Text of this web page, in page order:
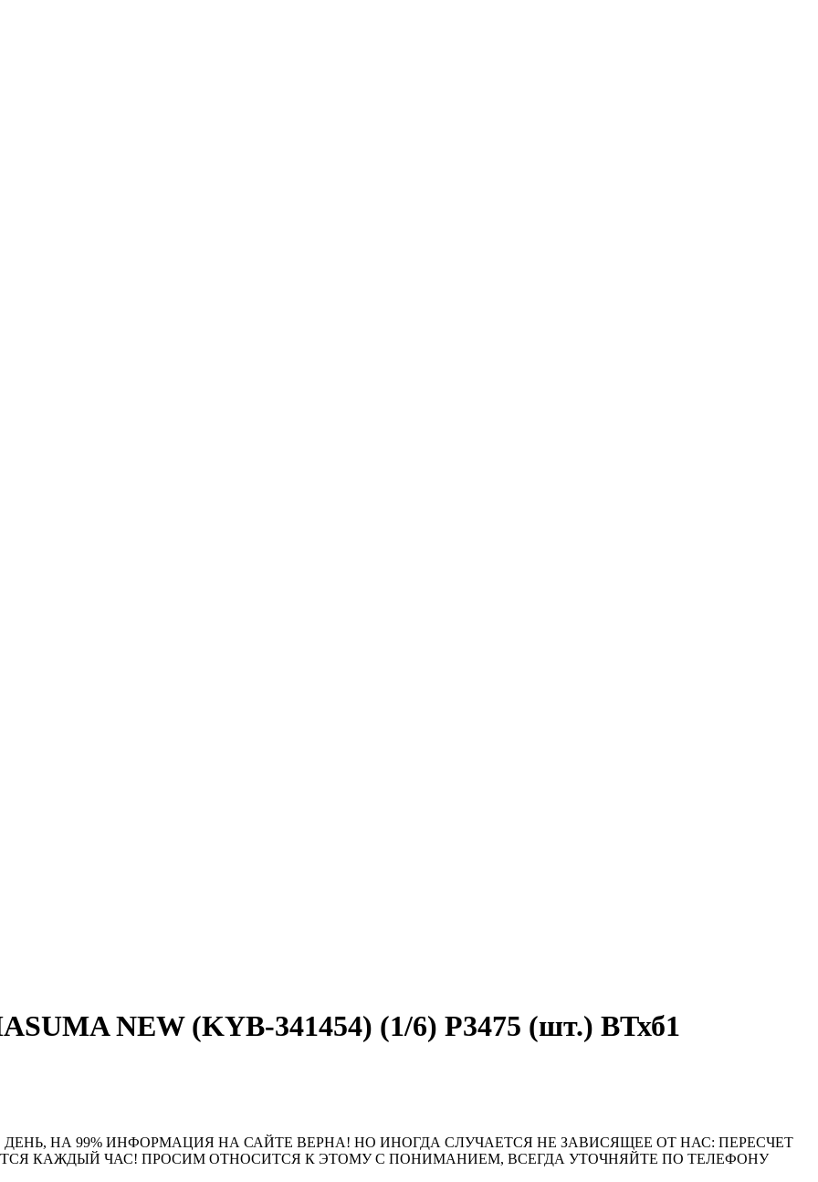
NEW (KYB-341454) (1/6) P3475 (шт.) ВТхб1
НА 99% ИНФОРМАЦИЯ НА САЙТЕ ВЕРНА! НО ИНОГДА СЛУЧАЕТСЯ НЕ ЗАВИСЯЩЕЕ ОТ НАС: ПЕРЕСЧЕТ
КАЖДЫЙ ЧАС! ПРОСИМ ОТНОСИТСЯ К ЭТОМУ С ПОНИМАНИЕМ, ВСЕГДА УТОЧНЯЙТЕ ПО ТЕЛЕФОНУ